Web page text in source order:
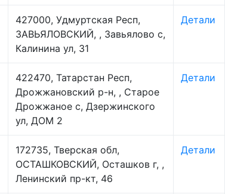
427000, Удмуртская Респ,
ЗАВЬЯЛОВСКИЙ, , Завьялово с,
Калинина ул, 31
Детали
422470, Татарстан Респ,
Дрожжановский р-н, , Старое
Дрожжаное с, Дзержинского
ул, ДОМ 2
Детали
172735, Тверская обл,
ОСТАШКОВСКИЙ, Осташков г, ,
Ленинский пр-кт, 46
Детали